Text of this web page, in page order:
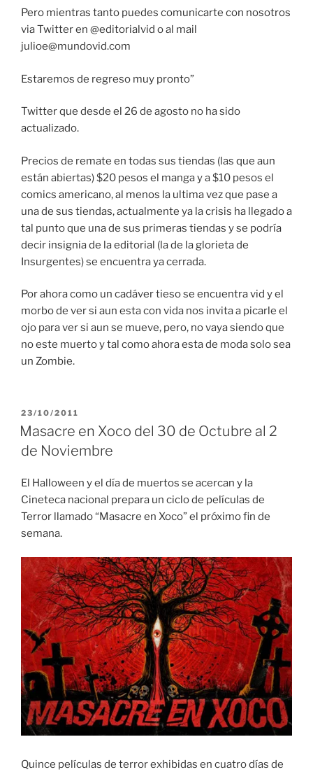
Pero mientras tanto puedes comunicarte con nosotros
via Twitter en @editorialvid o al mail
julioe@mundovid.com
Estaremos de regreso muy pronto”
Twitter que desde el 26 de agosto no ha sido
actualizado.
Precios de remate en todas sus tiendas (las que aun
están abiertas) $20 pesos el manga y a $10 pesos el
comics americano, al menos la ultima vez que pase a
una de sus tiendas, actualmente ya la crisis ha llegado a
tal punto que una de sus primeras tiendas y se podría
decir insignia de la editorial (la de la glorieta de
Insurgentes) se encuentra ya cerrada.
Por ahora como un cadáver tieso se encuentra vid y el
morbo de ver si aun esta con vida nos invita a picarle el
ojo para ver si aun se mueve, pero, no vaya siendo que
no este muerto y tal como ahora esta de moda solo sea
un Zombie.
PUBLICADO
EL
23/10/2011
Masacre en Xoco del 30 de Octubre al 2
de Noviembre
El Halloween y el día de muertos se acercan y la
Cineteca nacional prepara un ciclo de películas de
Terror llamado “Masacre en Xoco” el próximo fin de
semana.
Quince películas de terror exhibidas en cuatro días de